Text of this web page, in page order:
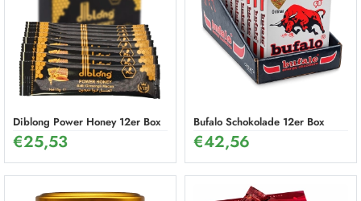
Diblong Power Honey 12er Box
€25,53
Bufalo Schokolade 12er Box
€42,56